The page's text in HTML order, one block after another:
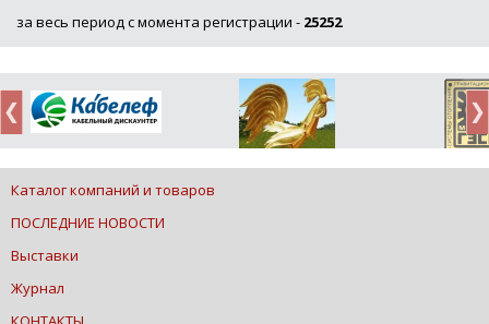
за весь период с момента регистрации - 25252
Каталог компаний и товаров
ПОСЛЕДНИЕ НОВОСТИ
Выставки
Журнал